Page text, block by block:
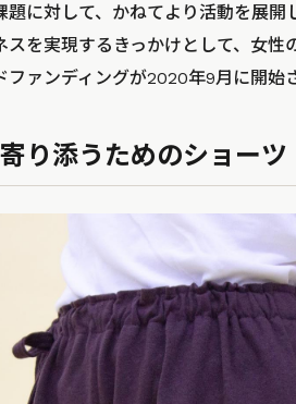
題に対して、かねてより活動を展
スを実現するきっかけとして、女
ァンディングが2020年9月に開始
り添うためのショーツ